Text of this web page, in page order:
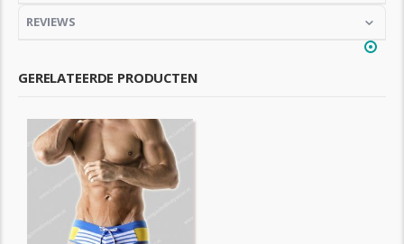
REVIEWS
GERELATEERDE PRODUCTEN